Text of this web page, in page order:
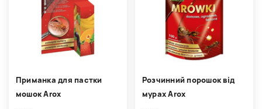
Приманка для пастки
мошок Arox
Розчинний порошок від
мурах Arox